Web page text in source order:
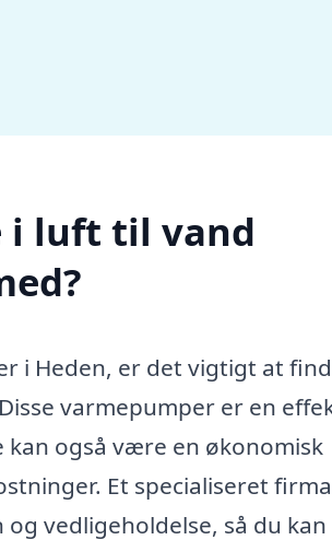
i luft til vand
i Heden, er det vigtigt at
varmepumper er en
også være en økonomisk
Et specialiseret
vedligeholdelse, så du kan